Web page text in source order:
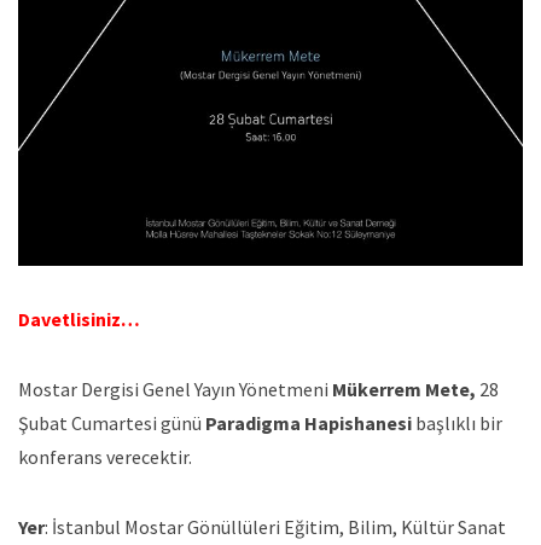
Davetlisiniz…
Mostar Dergisi Genel Yayın Yönetmeni Mükerrem Mete, 28
Şubat Cumartesi günü Paradigma Hapishanesi başlıklı bir
konferans verecektir.
Yer: İstanbul Mostar Gönüllüleri Eğitim, Bilim, Kültür Sanat